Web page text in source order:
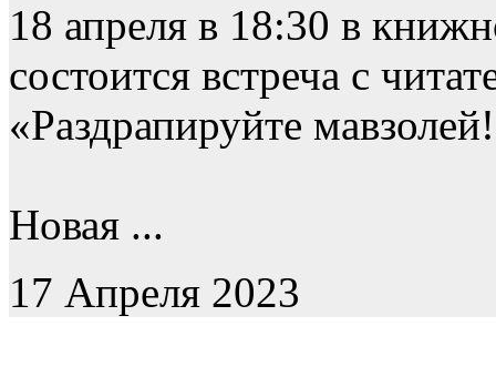
18 апреля в 18:30 в
состоится встреча с
«Раздрапируйте
Новая ...
17 Апреля 2023